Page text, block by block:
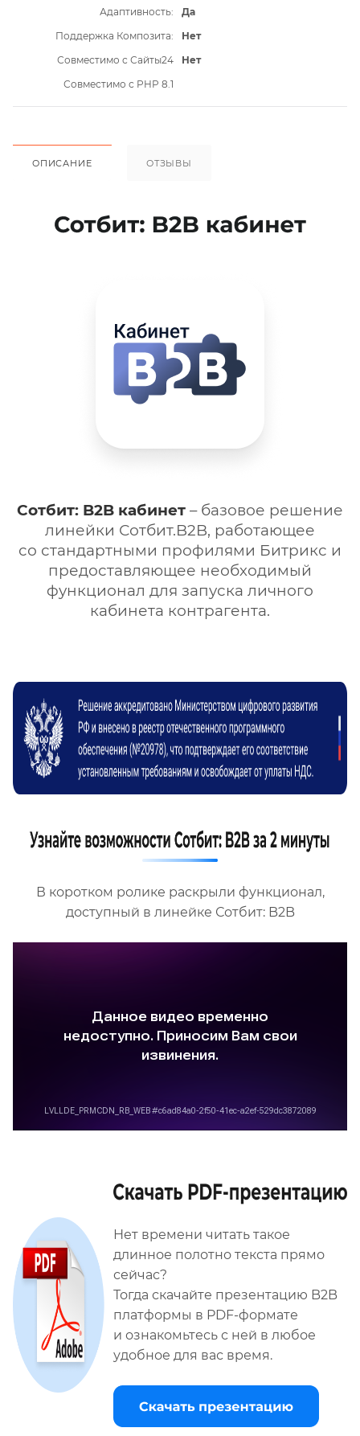
Адаптивность:
Да
Поддержка Композита:
Нет
Совместимо с Сайты24
Нет
Совместимо с PHP 8.1
ОПИСАНИЕ ОТЗЫВЫ
Сотбит: B2B кабинет – базовое решение
линейки Сотбит.B2B, работающее
со стандартными профилями Битрикс и
предоставляющее необходимый
функционал для запуска личного
кабинета контрагента.
В коротком ролике раскрыли функционал,
доступный в линейке Сотбит: B2B
Нет времени читать такое
длинное полотно текста прямо
сейчас?
Тогда скачайте презентацию B2B
платформы в PDF-формате
и ознакомьтесь с ней в любое
удобное для вас время.